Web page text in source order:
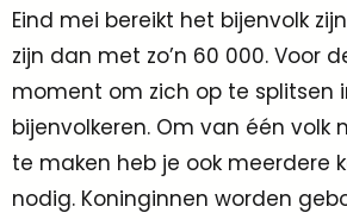
Eind mei bereikt het bijenvolk
zijn dan met zo’n 60 000. Voor
moment om zich op te splitsen
bijenvolkeren. Om van één volk
te maken heb je ook meerdere
nodig. Koninginnen worden